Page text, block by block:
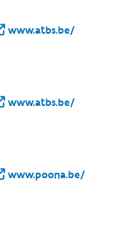
www.atbs.be/
www.atbs.be/
www.poona.be/